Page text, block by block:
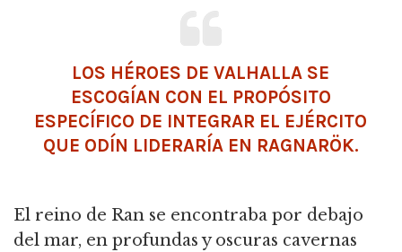
LOS HÉROES DE VALHALLA SE
ESCOGÍAN CON EL PROPÓSITO
ESPECÍFICO DE INTEGRAR EL EJÉRCITO
QUE ODÍN LIDERARÍA EN RAGNARÖK.
El reino de Ran se encontraba por debajo
del mar, en profundas y oscuras cavernas